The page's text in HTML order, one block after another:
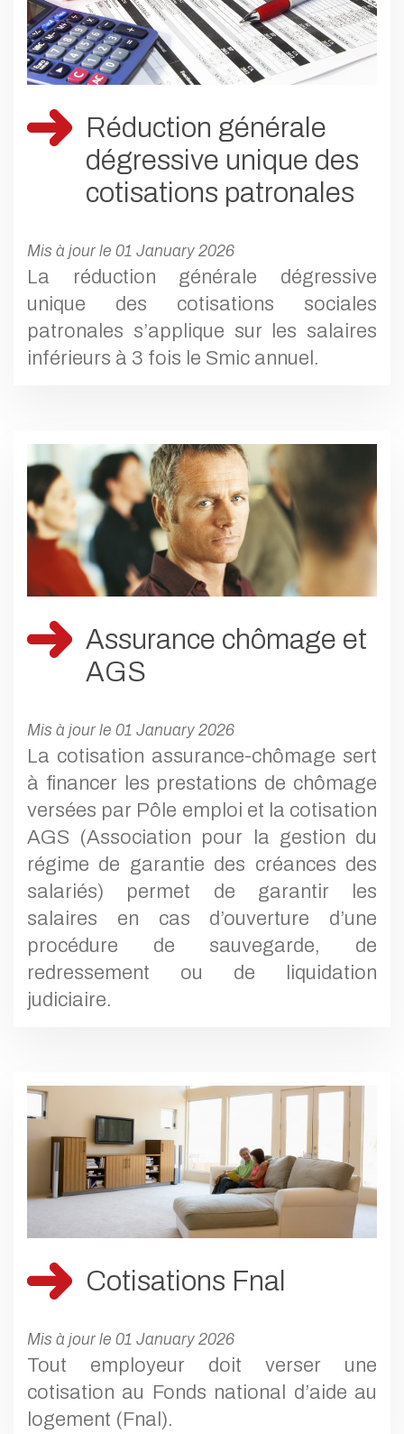
Réduction générale
dégressive unique des
cotisations patronales
Mis à jour le 01 January 2026
La réduction générale dégressive
unique des cotisations sociales
patronales s’applique sur les salaires
inférieurs à 3 fois le Smic annuel.
Assurance chômage et
AGS
Mis à jour le 01 January 2026
La cotisation assurance-chômage sert
à financer les prestations de chômage
versées par Pôle emploi et la cotisation
AGS (Association pour la gestion du
régime de garantie des créances des
salariés) permet de garantir les
salaires en cas d’ouverture d’une
procédure de sauvegarde, de
redressement ou de liquidation
judiciaire.
Cotisations Fnal
Mis à jour le 01 January 2026
Tout employeur doit verser une
cotisation au Fonds national d’aide au
logement (Fnal).